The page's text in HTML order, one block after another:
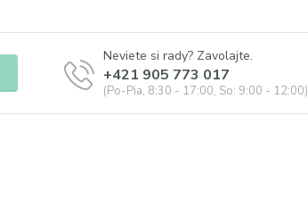
Neviete si rady? Zavolajte.
+421 905 773 017
(Po-Pia, 8:30 - 17:00, So: 9:00 - 12:00)